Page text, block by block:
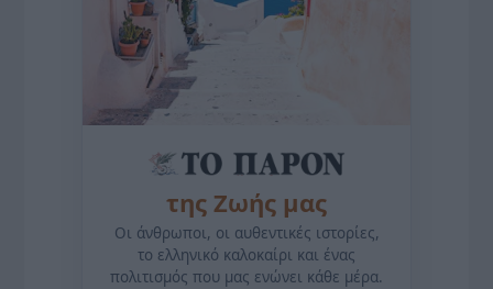
της Ζωής μας
Οι άνθρωποι, οι αυθεντικές ιστορίες,
το ελληνικό καλοκαίρι και ένας
πολιτισμός που μας ενώνει κάθε μέρα.